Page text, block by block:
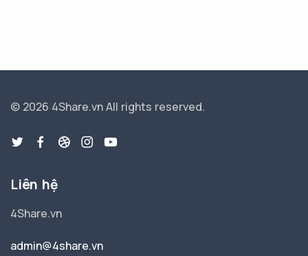
© 2026 4Share.vnAll rights reserved.
Liên hệ
4Share.vn
admin@4share.vn